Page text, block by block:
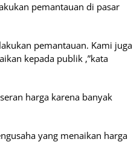
pemantauan di pasar
pemantauan. Kami juga
kepada publik ,”kata
harga karena banyak
yang menaikan harga